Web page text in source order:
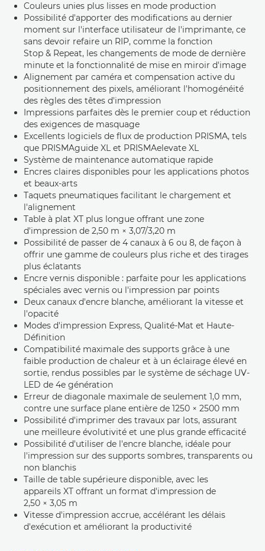
Couleurs unies plus lisses en mode production
Possibilité d'apporter des modifications au dernier
moment sur l'interface utilisateur de l'imprimante, ce
sans devoir refaire un RIP, comme la fonction
Stop & Repeat, les changements de mode de dernière
minute et la fonctionnalité de mise en miroir d'image
Alignement par caméra et compensation active du
positionnement des pixels, améliorant l'homogénéité
des règles des têtes d'impression
Impressions parfaites dès le premier coup et réduction
des exigences de masquage
Excellents logiciels de flux de production PRISMA, tels
que PRISMAguide XL et PRISMAelevate XL
Système de maintenance automatique rapide
Encres claires disponibles pour les applications photos
et beaux-arts
Taquets pneumatiques facilitant le chargement et
l'alignement
Table à plat XT plus longue offrant une zone
d'impression de 2,50 m × 3,07/3,20 m
Possibilité de passer de 4 canaux à 6 ou 8, de façon à
offrir une gamme de couleurs plus riche et des tirages
plus éclatants
Encre vernis disponible : parfaite pour les applications
spéciales avec vernis ou l'impression par points
Deux canaux d'encre blanche, améliorant la vitesse et
l'opacité
Modes d'impression Express, Qualité-Mat et Haute-
Définition
Compatibilité maximale des supports grâce à une
faible production de chaleur et à un éclairage élevé en
sortie, rendus possibles par le système de séchage UV-
LED de 4e génération
Erreur de diagonale maximale de seulement 1,0 mm,
contre une surface plane entière de 1250 × 2500 mm
Possibilité d'imprimer des travaux par lots, assurant
une meilleure évolutivité et une plus grande efficacité
Possibilité d'utiliser de l'encre blanche, idéale pour
l'impression sur des supports sombres, transparents ou
non blanchis
Taille de table supérieure disponible, avec les
appareils XT offrant un format d'impression de
2,50 × 3,05 m
Vitesse d'impression accrue, accélérant les délais
d'exécution et améliorant la productivité